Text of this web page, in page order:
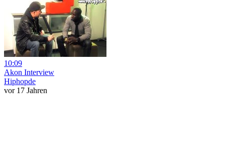
10:09
Akon Interview
Hiphopde
vor 17 Jahren